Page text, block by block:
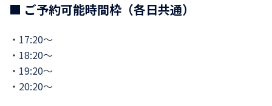
■ ご予約可能時間枠（各日共通）
・17:20〜
・18:20〜
・19:20〜
・20:20〜